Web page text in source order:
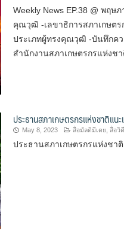
Weekly News EP.38 @ พฤษ
คุณวุฒิ -เลขาธิการสภาเกษตร
ประเภทผู้ทรงคุณวุฒิ -บันทึกคว
สำนักงานสภาเกษตรกรแห่งช
ประธานสภาเกษตรกรแห่งชาติแ
May 8, 2023 สื่อมัลติมีเดย, สื่อวิ
ประธานสภาเกษตรกรแห่งช